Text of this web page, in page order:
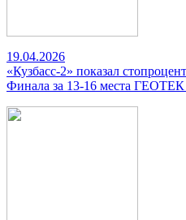
19.04.2026
«Кузбасс-2» показал
Финала за 13-16 места